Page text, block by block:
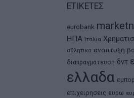
ΕΤΙΚΕΤΕΣ
eurobank
ΗΠΑ Ιταλια
αθλητικα αναπτυξη
διαπραγματευση δντ
ελλαδα
επιχειρησεις ευρω